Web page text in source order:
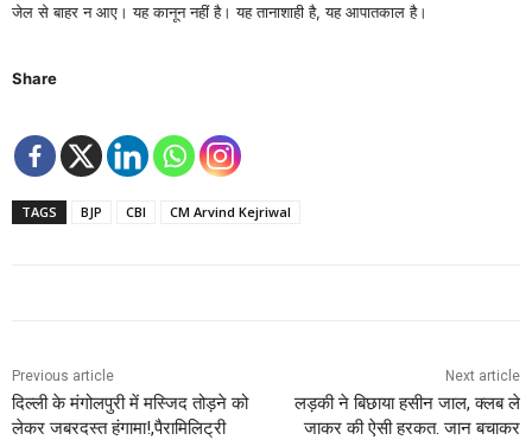
जेल से बाहर न आए। यह कानून नहीं है। यह तानाशाही है, यह आपातकाल है।
Share
TAGS BJP CBI CM Arvind Kejriwal
Previous article
दिल्ली के मंगोलपुरी में मस्जिद तोड़ने को
लेकर जबरदस्त हंगामा!,पैरामिलिट्री
Next article
लड़की ने बिछाया हसीन जाल, क्लब ले
जाकर की ऐसी हरकत. जान बचाकर